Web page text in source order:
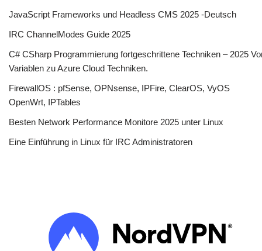
JavaScript Frameworks und Headless CMS 2025 -Deutsch
IRC ChannelModes Guide 2025
C# CSharp Programmierung fortgeschrittene Techniken – 2025
Variablen zu Azure Cloud Techniken.
FirewallOS : pfSense, OPNsense, IPFire, ClearOS, VyOS
OpenWrt, IPTables
Besten Network Performance Monitore 2025 unter Linux
Eine Einführung in Linux für IRC Administratoren